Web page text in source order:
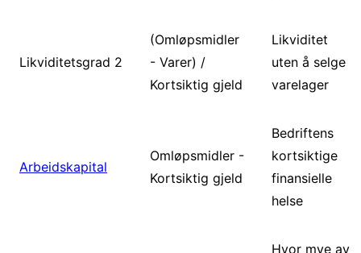
Likviditetsgrad 2
(Omløpsmidler
- Varer) /
Kortsiktig gjeld
Likviditet
uten å selge
varelager
Arbeidskapital
Omløpsmidler -
Kortsiktig gjeld
Bedriftens
kortsiktige
finansielle
helse
Hvor mye av